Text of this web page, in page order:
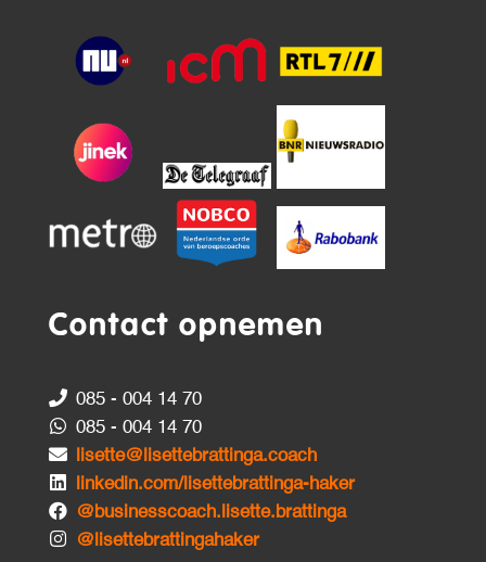
Contact opnemen
085 - 004 14 70
085 - 004 14 70
lisette@lisettebrattinga.coach
linkedin.com/lisettebrattinga-haker
@businesscoach.lisette.brattinga
@lisettebrattingahaker